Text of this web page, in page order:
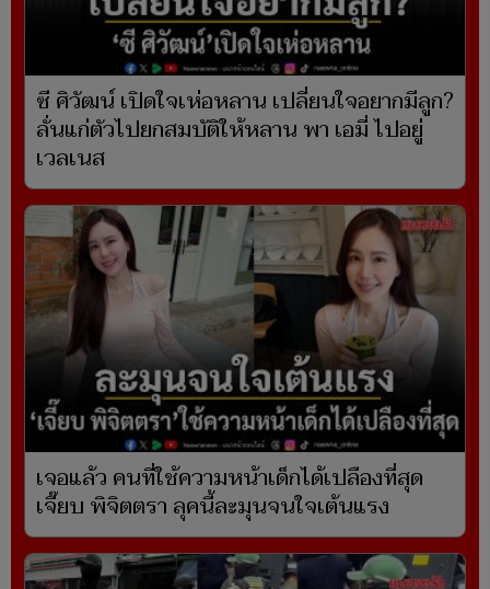
ซี ศิวัฒน์ เปิดใจเห่อหลาน เปลี่ยนใจอยากมีลูก?
ลั่นแก่ตัวไปยกสมบัติให้หลาน พา เอมี่ ไปอยู่
เวลเนส
เจอแล้ว คนที่ใช้ความหน้าเด็กได้เปลืองที่สุด
เจี๊ยบ พิจิตตรา ลุคนี้ละมุนจนใจเต้นแรง